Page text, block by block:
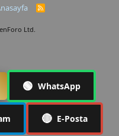
R
Ltd.
🟢 WhatsApp
🔴 E-Posta